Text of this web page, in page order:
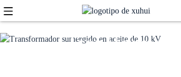
Transformador